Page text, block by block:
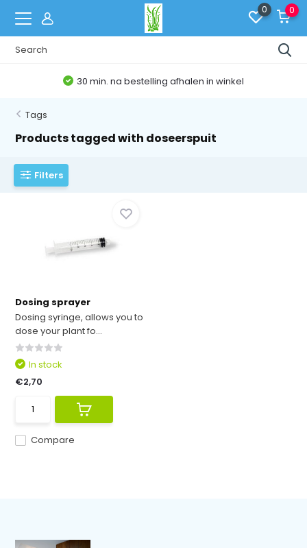
0 0
30 min. na bestelling afhalen in winkel
Tags
Products tagged with doseerspuit
Filters
Dosing sprayer
Dosing syringe, allows you to
dose your plant fo...
Compare
In stock
€2,70